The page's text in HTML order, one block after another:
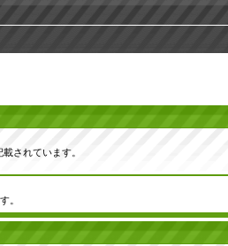
されています。
。